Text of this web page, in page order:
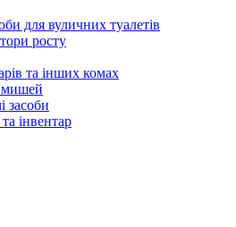
для вуличних туалетів
росту
та інших комах
мишей
засоби
інвентар